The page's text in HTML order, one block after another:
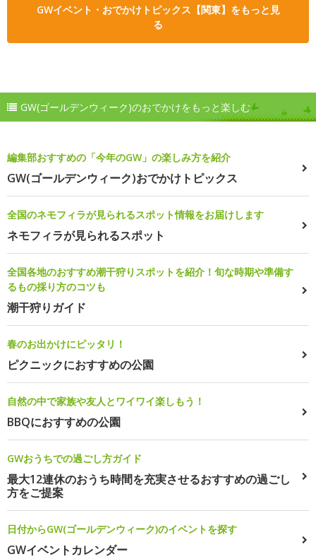
GWイベント・おでかけトピックス【関東】をもっと見
る
GW(ゴールデンウィーク)のおでかけをもっと楽しむ
編集部おすすめの「今年のGW」の楽しみ方を紹介
GW(ゴールデンウィーク)おでかけトピックス
全国のネモフィラが見られるスポット情報をお届けします
ネモフィラが見られるスポット
全国各地のおすすめ潮干狩りスポットを紹介！旬な時期や準備す
るもの採り方のコツも
潮干狩りガイド
春のお出かけにピッタリ！
ピクニックにおすすめの公園
自然の中で家族や友人とワイワイ楽しもう！
BBQにおすすめの公園
GWおうちでの過ごし方ガイド
最大12連休のおうち時間を充実させるおすすめの過ごし
方をご提案
日付からGW(ゴールデンウィーク)のイベントを探す
GWイベントカレンダー